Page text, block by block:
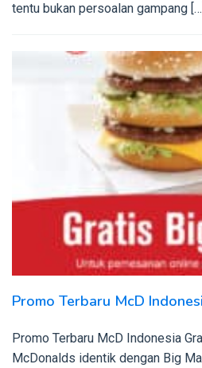
tentu bukan persoalan gampang
Promo Terbaru McD
Promo Terbaru McD Indonesia
McDonalds identik dengan Big